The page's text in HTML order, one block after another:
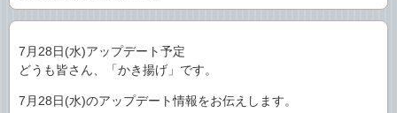
7月28日(水)アップデート予定
どうも皆さん、「かき揚げ」です。
7月28日(水)のアップデート情報をお伝えします。